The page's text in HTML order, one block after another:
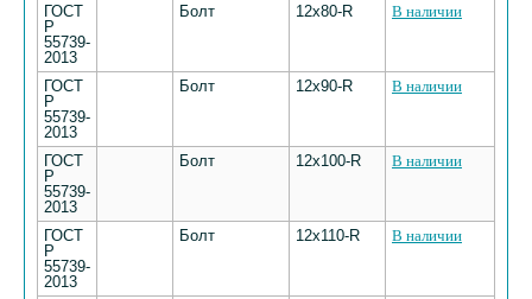
ГОСТ
Р
55739-
2013
Болт 12х80-R В наличии
ГОСТ
Р
55739-
2013
Болт 12х90-R В наличии
ГОСТ
Р
55739-
2013
Болт 12х100-R В наличии
ГОСТ
Р
55739-
2013
Болт 12х110-R В наличии